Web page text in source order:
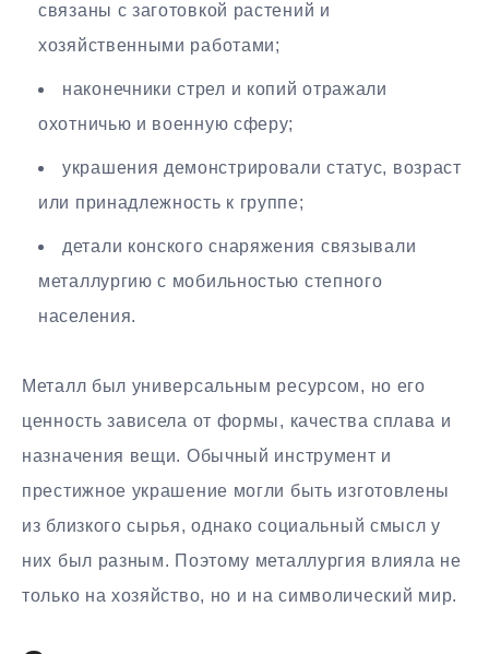
связаны с заготовкой растений и
хозяйственными работами;
наконечники стрел и копий отражали
охотничью и военную сферу;
украшения демонстрировали статус, возраст
или принадлежность к группе;
детали конского снаряжения связывали
металлургию с мобильностью степного
населения.
Металл был универсальным ресурсом, но его
ценность зависела от формы, качества сплава и
назначения вещи. Обычный инструмент и
престижное украшение могли быть изготовлены
из близкого сырья, однако социальный смысл у
них был разным. Поэтому металлургия влияла не
только на хозяйство, но и на символический мир.